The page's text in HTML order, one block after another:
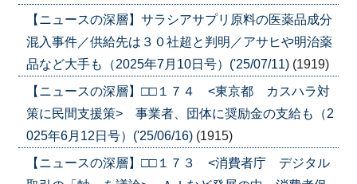
【ニュースの深層】サラシアサプリ原料の医薬品成分
混入事件／供給先は３０社超と判明／アサヒや明治薬
品など大手も（2025年7月10日号）('25/07/11) (1919)
【ニュースの深層】□□１７４ <東京都 カスハラ対
策に民間支援策> 事業者、団体に奨励金の支給も（2
025年6月12日号）('25/06/16) (1915)
【ニュースの深層】□□１７３ <消費者庁 デジタル